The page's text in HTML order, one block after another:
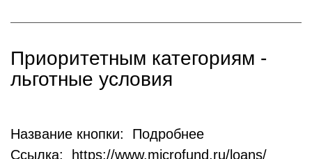
Приоритетным категориям -
льготные условия
Название кнопки: Подробнее
Ссылка:
https://www.microfund.ru/loans/